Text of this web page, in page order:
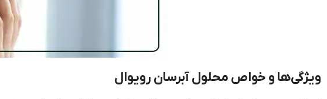
ویژگی‌ها و خواص محلول آبرسان رویوال